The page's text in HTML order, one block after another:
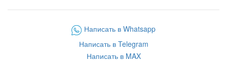
Написать в Whatsapp
Написать в Telegram
Написать в MAX